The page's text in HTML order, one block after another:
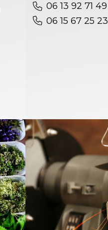
06 13 92 71 49
06 15 67 25 23